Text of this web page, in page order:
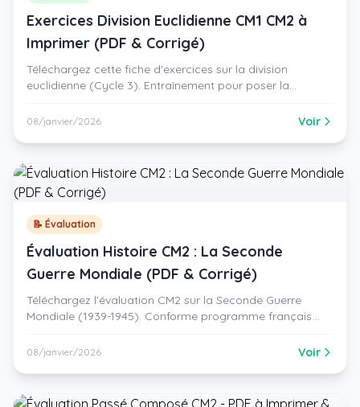
Exercices Division Euclidienne CM1 CM2 à
Imprimer (PDF & Corrigé)
Téléchargez cette fiche d'exercices sur la division
euclidienne (Cycle 3). Entraînement pour poser la
avec corrigé inclus.
08/janvier/2026 Voir
📝 Évaluation
Évaluation Histoire CM2 : La Seconde
Guerre Mondiale (PDF & Corrigé)
Téléchargez l'évaluation CM2 sur la Seconde Guerre
Mondiale (1939-1945). Conforme programme français
prof.
08/janvier/2026 Voir